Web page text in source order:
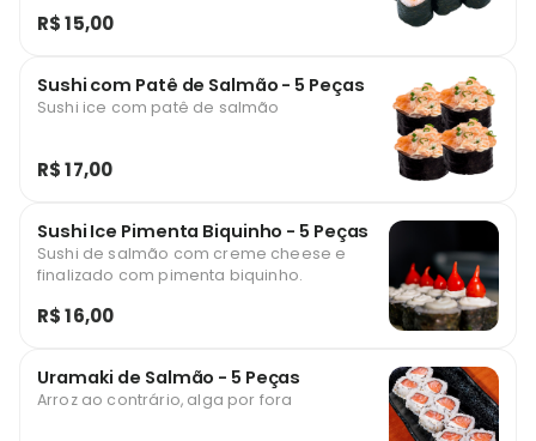
R$ 15,00
Sushi com Patê de Salmão - 5 Peças
Sushi ice com patê de salmão
R$ 17,00
Sushi Ice Pimenta Biquinho - 5 Peças
Sushi de salmão com creme cheese e
finalizado com pimenta biquinho.
R$ 16,00
Uramaki de Salmão - 5 Peças
Arroz ao contrário, alga por fora